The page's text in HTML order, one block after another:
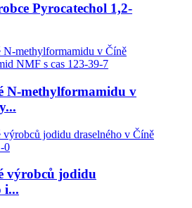
Pyrocatechol 1,2-
N-methylformamidu v
výrobců jodidu
i...